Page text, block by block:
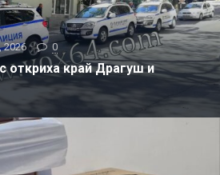
2026 0
откриха край Драгуш и